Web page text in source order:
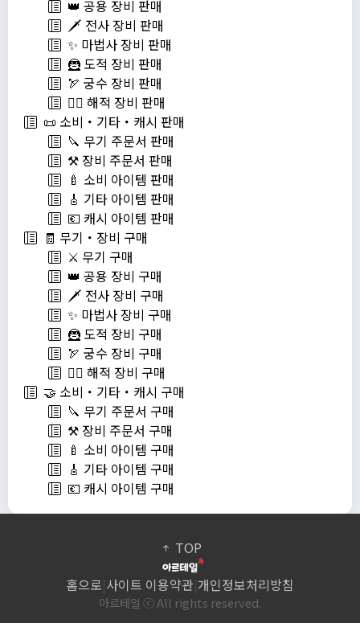
👑 공용 장비 판매
🗡️ 전사 장비 판매
✨ 마법사 장비 판매
🦹 도적 장비 판매
🏹 궁수 장비 판매
🏴‍☠️ 해적 장비 판매
📜 소비・기타・캐시 판매
🔪 무기 주문서 판매
⚒️ 장비 주문서 판매
🍼 소비 아이템 판매
🎸 기타 아이템 판매
💶 캐시 아이템 판매
🧾 무기・장비 구매
⚔️ 무기 구매
👑 공용 장비 구매
🗡️ 전사 장비 구매
✨ 마법사 장비 구매
🦹 도적 장비 구매
🏹 궁수 장비 구매
🏴‍☠️ 해적 장비 구매
🤝 소비・기타・캐시 구매
🔪 무기 주문서 구매
⚒️ 장비 주문서 구매
🍼 소비 아이템 구매
🎸 기타 아이템 구매
💶 캐시 아이템 구매
TOP
홈으로 사이트 이용약관 개인정보처리방침
아르테일 ⓒ All rights reserved.